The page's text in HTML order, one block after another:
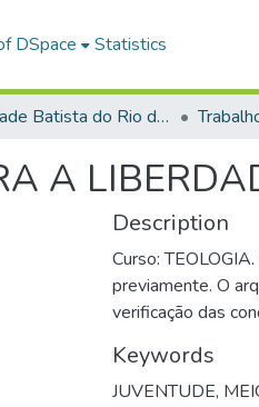
DSpace Statistics
Faculdade Batista do Rio de Janeiro (FABAT-RJ)
A
Description
Curso:
previamente. O
verificação das
Keywords
JUVENTUDE,